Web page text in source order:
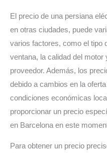
El precio de una persiana
en otras ciudades, puede
varios factores, como el tipo
ventana, la calidad del
proveedor. Además, los
debido a cambios en la
condiciones económicas
proporcionar un precio
en Barcelona en este
Para obtener un precio